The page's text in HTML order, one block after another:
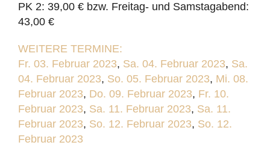
PK 2: 39,00 € bzw. Freitag- und Samstagabend:
43,00 €
WEITERE TERMINE:
Fr. 03. Februar 2023, Sa. 04. Februar 2023, Sa.
04. Februar 2023, So. 05. Februar 2023, Mi. 08.
Februar 2023, Do. 09. Februar 2023, Fr. 10.
Februar 2023, Sa. 11. Februar 2023, Sa. 11.
Februar 2023, So. 12. Februar 2023, So. 12.
Februar 2023